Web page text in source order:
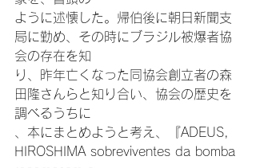
ように述懐した。帰伯後に朝日新聞支
局に勤め、その時にブラジル被爆者協
会の存在を知
り、昨年亡くなった同協会創立者の森
田隆さんらと知り合い、協会の歴史を
調べるうちに
、本にまとめようと考え、『ADEUS,
HIROSHIMA sobreviventes da bomba